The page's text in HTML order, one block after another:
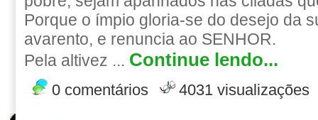
Porque o ímpio gloria-se do desejo da
avarento, e renuncia ao SENHOR.
Pela altivez ... Continue lendo...
0 comentários 4031 visualizações